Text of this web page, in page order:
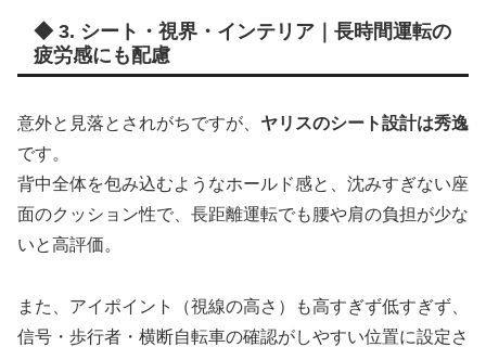
◆ 3. シート・視界・インテリア｜長時間運転の
疲労感にも配慮
意外と見落とされがちですが、 ヤリスのシート設計は秀逸
です。
背中全体を包み込むようなホールド感と、沈みすぎない座
面のクッション性で、長距離運転でも腰や肩の負担が少な
いと高評価。
また、アイポイント（視線の高さ）も高すぎず低すぎず、
信号・歩行者・横断自転車の確認がしやすい位置に設定さ